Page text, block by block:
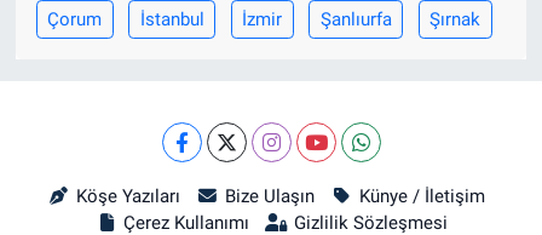
Çorum İstanbul İzmir Şanlıurfa Şırnak
Köşe Yazıları Bize Ulaşın
Künye / İletişim
Çerez Kullanımı
Gizlilik Sözleşmesi